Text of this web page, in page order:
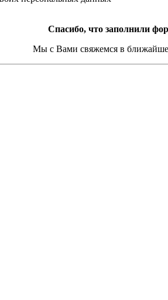
Спасибо, что заполнили
Мы с Вами свяжемся в